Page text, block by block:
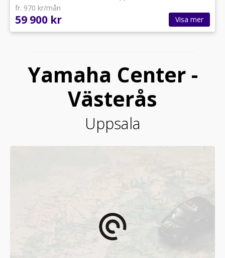
fr. 970 kr/mån
59 900 kr Visa mer
Yamaha Center -
Västerås
Uppsala